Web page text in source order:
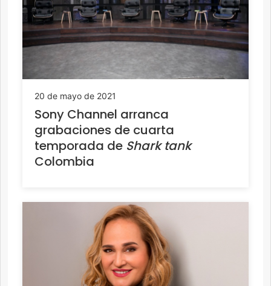
20 de mayo de 2021
Sony Channel arranca
grabaciones de cuarta
temporada de Shark tank
Colombia